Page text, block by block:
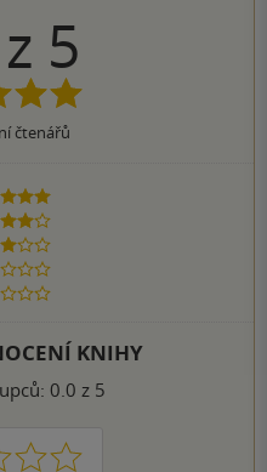
z 5
čtenářů
5 hvězdiček
4 hvězdičky
KNIHY
0.0 z 5